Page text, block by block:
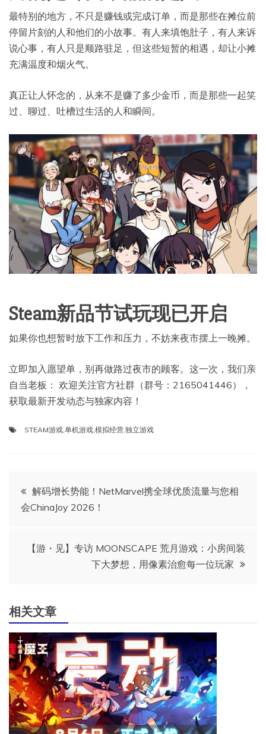
最特别的地方，不只是赚钱或完成订单，而是那些在摊位前
停留片刻的人和他们的小故事。有人来填饱肚子，有人来诉
说心事，有人只是顺路驻足，但这些短暂的相遇，却让小摊
充满温度和烟火气。
真正让人怀念的，从来不是赚了多少金币，而是那些一起笑
过、聊过、吐槽过生活的人和瞬间。
Steam新品节试玩现已开启
如果你也想暂时放下工作和压力，不妨来夜市摆上一晚摊。
立即加入愿望单，别再做路过夜市的顾客。这一次，我们亲
自当老板： 欢迎关注官方社群（群号：2165041446），
获取最新开发动态与独家内容！
STEAM游戏,单机游戏,模拟经营,独立游戏
文
章
解码增长势能！NetMarvel携全球优质流量与您相
会ChinaJoy 2026！
【游・见】专访 MOONSCAPE 荒月游戏：小房间装
下大梦想，用像素治愈每一位玩家
相关文章